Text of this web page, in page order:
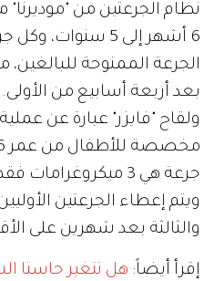
نظام الجرعتين من
الجرعة الممنوحة للبالغين،
بعد أربعة أسابيع من الأولى.
ولقاح "فايزر" عبارة عن
جرعة هي 3
ويتم إعطاء الجرعتين
والثالثة بعد شهرين على
إقرأ أيضاً: هل تتغير حاستا